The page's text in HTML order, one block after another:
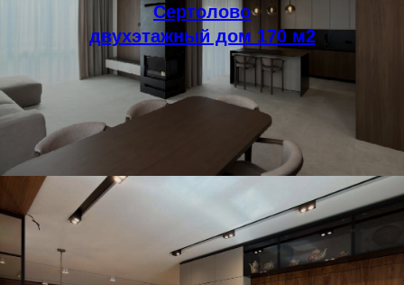
Сертолово
двухэтажный дом 170 м2